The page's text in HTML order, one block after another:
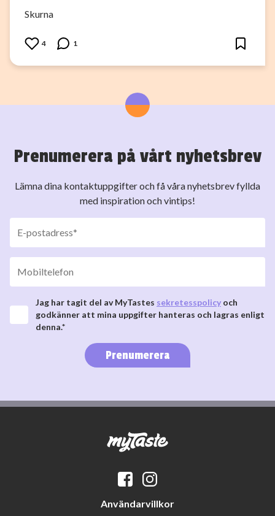
Skurna
4 1
Prenumerera på vårt nyhetsbrev
Lämna dina kontaktuppgifter och få våra nyhetsbrev fyllda
med inspiration och vintips!
Jag har tagit del av MyTastes sekretesspolicy och
godkänner att mina uppgifter hanteras och lagras enligt
denna.*
Prenumerera
Användarvillkor